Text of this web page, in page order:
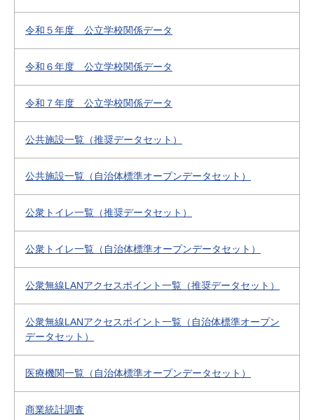
令和５年度 公立学校関係データ
令和６年度 公立学校関係データ
令和７年度 公立学校関係データ
公共施設一覧（推奨データセット）
公共施設一覧（自治体標準オープンデータセット）
公衆トイレ一覧（推奨データセット）
公衆トイレ一覧（自治体標準オープンデータセット）
公衆無線LANアクセスポイント一覧（推奨データセット）
公衆無線LANアクセスポイント一覧（自治体標準オープン
データセット）
医療機関一覧（自治体標準オープンデータセット）
商業統計調査